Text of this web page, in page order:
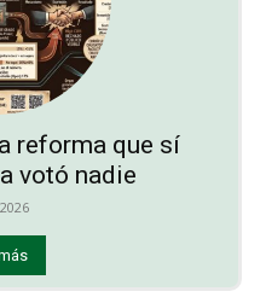
reforma que sí
votó nadie